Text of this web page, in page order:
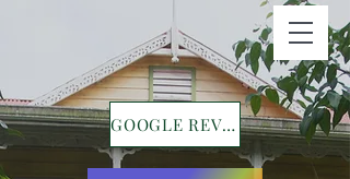
GOOGLE REVIEWS